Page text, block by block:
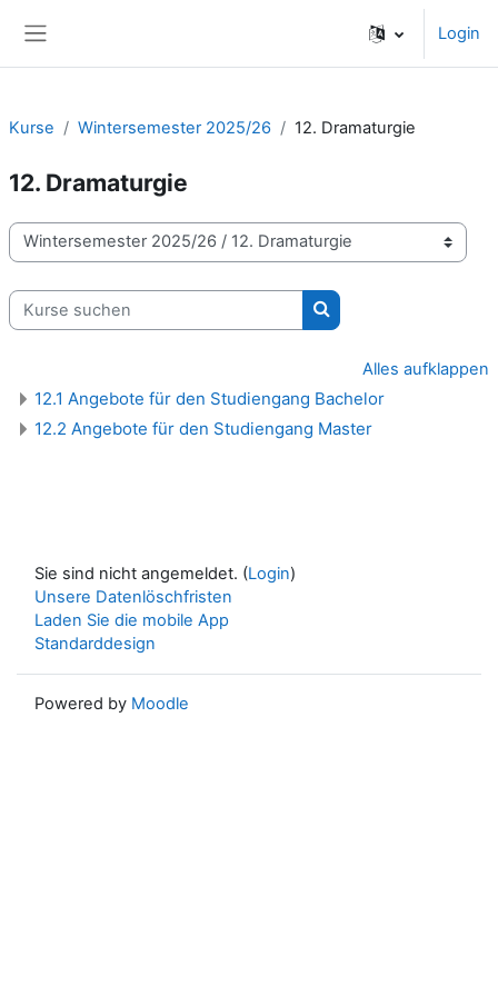
Login
Kurse Wintersemester 2025/26 12. Dramaturgie
12. Dramaturgie
Kursbereiche
Kurse suchen
Kurse suchen
Alles aufklappen
12.1 Angebote für den Studiengang Bachelor
12.2 Angebote für den Studiengang Master
Sie sind nicht angemeldet. (Login)
Unsere Datenlöschfristen
Laden Sie die mobile App
Standarddesign
Powered by Moodle